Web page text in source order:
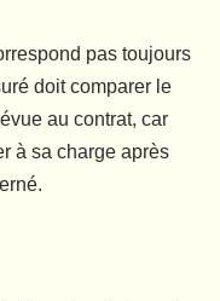
pas toujours
doit comparer le
au contrat, car
à sa charge après